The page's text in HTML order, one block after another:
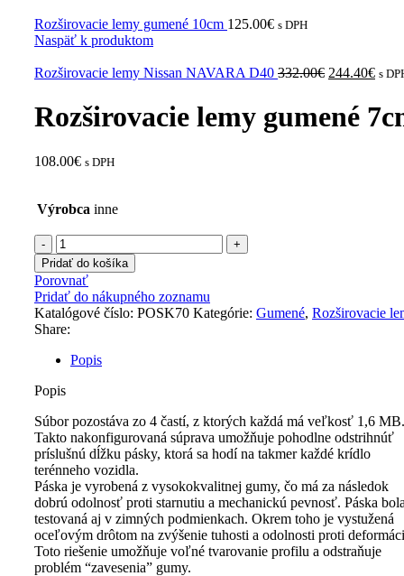
Rozširovacie lemy gumené 10cm 125.00€ s DPH
Naspäť k produktom
Rozširovacie lemy Nissan NAVARA D40 332.00€ Original
was:
332.00€.
244.40€
is:
s
Rozširovacie lemy gumené
108.00€ s DPH
Výrobca inne
množstvo
Rozširovacie
lemy
gumené
7cm
Pridať do košíka
Porovnať
Pridať do nákupného zoznamu
Katalógové číslo: POSK70 Kategórie: Gumené, Rozširovacie
Share:
Popis
Popis
Súbor pozostáva zo 4 častí, z ktorých každá má veľkosť 1,6 MB.
Takto nakonfigurovaná súprava umožňuje pohodlne odstrihnúť
príslušnú dĺžku pásky, ktorá sa hodí na takmer každé krídlo
terénneho vozidla.
Páska je vyrobená z vysokokvalitnej gumy, čo má za následok
dobrú odolnosť proti starnutiu a mechanickú pevnosť. Páska
testovaná aj v zimných podmienkach. Okrem toho je vystužená
oceľovým drôtom na zvýšenie tuhosti a odolnosti proti
Toto riešenie umožňuje voľné tvarovanie profilu a odstraňuje
problém “zavesenia” gumy.